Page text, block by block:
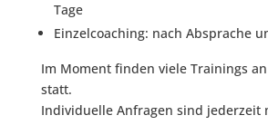
Tage
Einzelcoaching: nach Absprache
Im Moment finden viele Trainings
statt.
Individuelle Anfragen sind jederzeit